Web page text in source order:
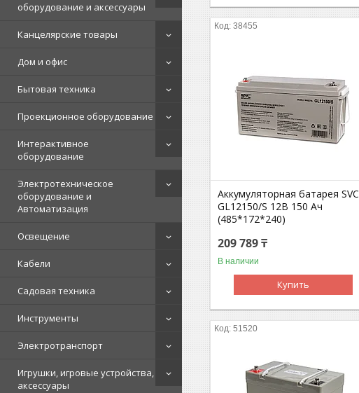
оборудование и аксессуары
Канцелярские товары
Дом и офис
Бытовая техника
Проекционное оборудование
Интерактивное
оборудование
Электротехническое
оборудование и
Автоматизация
Освещение
Кабели
Садовая техника
Инструменты
Электротранспорт
Игрушки, игровые устройства,
аксессуары
38455
Аккумуляторная батарея SVC
GL12150/S 12В 150 Ач
(485*172*240)
209 789 ₸
В наличии
Купить
51520